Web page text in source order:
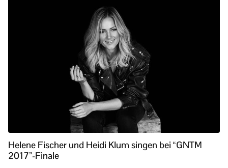
Helene Fischer und Heidi Klum singen bei “GNTM
2017”-Finale